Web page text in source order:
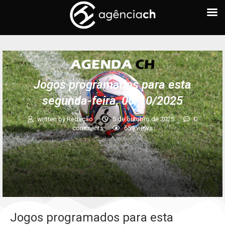
Jogos programados para esta
segunda-feira, 06/10/2025
written byRedação 5 de outubro de 2025
0
comments
659views
Jogos programados para esta